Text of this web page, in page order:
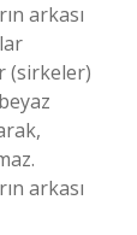
arkası
(sirkeler)
arkası